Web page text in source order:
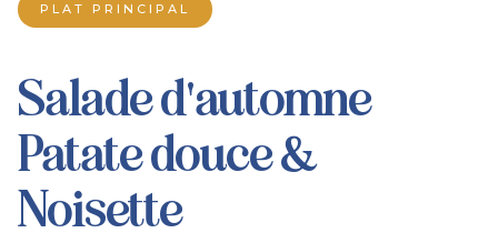
PLAT PRINCIPAL
Salade d'automne
Patate douce &
Noisette